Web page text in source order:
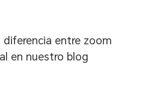
diferencia entre zoom
en nuestro blog